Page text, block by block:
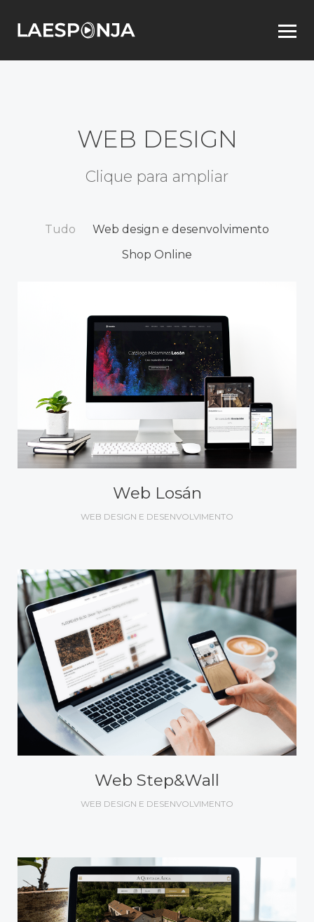
WEB DESIGN
Clique para ampliar
Tudo
Web design e desenvolvimento
Shop Online
Web Losán
WEB DESIGN E DESENVOLVIMENTO
Web Step&Wall
WEB DESIGN E DESENVOLVIMENTO